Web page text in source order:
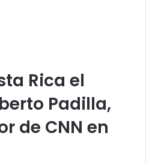
Rica el
Padilla,
de CNN en